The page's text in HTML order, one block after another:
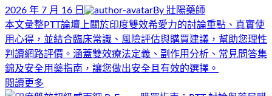
2026 年 7 月 16 日 By 壯陽藥師
本文彙整PTT論壇上關於印度雙效希愛力的討論重點、真實使
用心得，並結合臨床常識、風險評估與購買建議，幫助您理性
判讀網路評價。涵蓋雙效療法定義、副作用分析、常見問答集
錦及安全用藥指南，讓您做出安全且有效的選擇。
閱讀更多